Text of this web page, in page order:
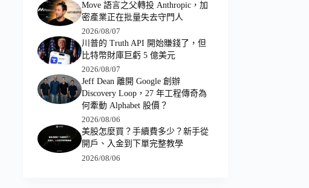
Move 語言之父轉投 Anthropic，加
密產業正在批量失去守門人
2026/08/07
川普的 Truth API 開始賺錢了，但
比特幣財庫巨虧 5 億美元
2026/08/07
Jeff Dean 離開 Google 創辦
Discovery Loop，27 年工程傳奇為
何牽動 Alphabet 股價？
2026/08/06
美股怎麼買？手續費多少？新手從
開戶、入金到下單完整教學
2026/08/06